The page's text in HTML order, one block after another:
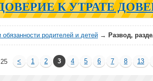
К УТРАТЕ
обязанности родителей и детей → Развод,
< 1 2 3 4 5 6 7 8 13